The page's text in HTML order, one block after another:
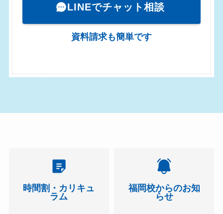
LINEでチャット相談
資料請求も簡単です
時間割・カリキュ
ラム
福岡校からのお知
らせ